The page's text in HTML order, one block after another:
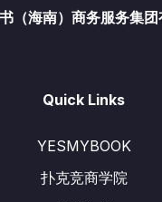
（海南）商务服务集团
Quick Links
YESMYBOOK
扑克竞商学院